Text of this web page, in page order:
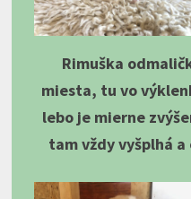
Rimuška
miesta, tu vo
lebo je mierne
tam vždy vyšplhá